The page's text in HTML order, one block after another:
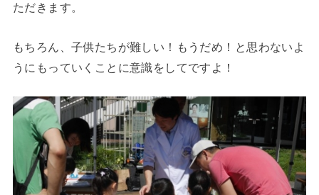
ただきます。
もちろん、子供たちが難しい！もうだめ！と思わないよ
うにもっていくことに意識をしてですよ！